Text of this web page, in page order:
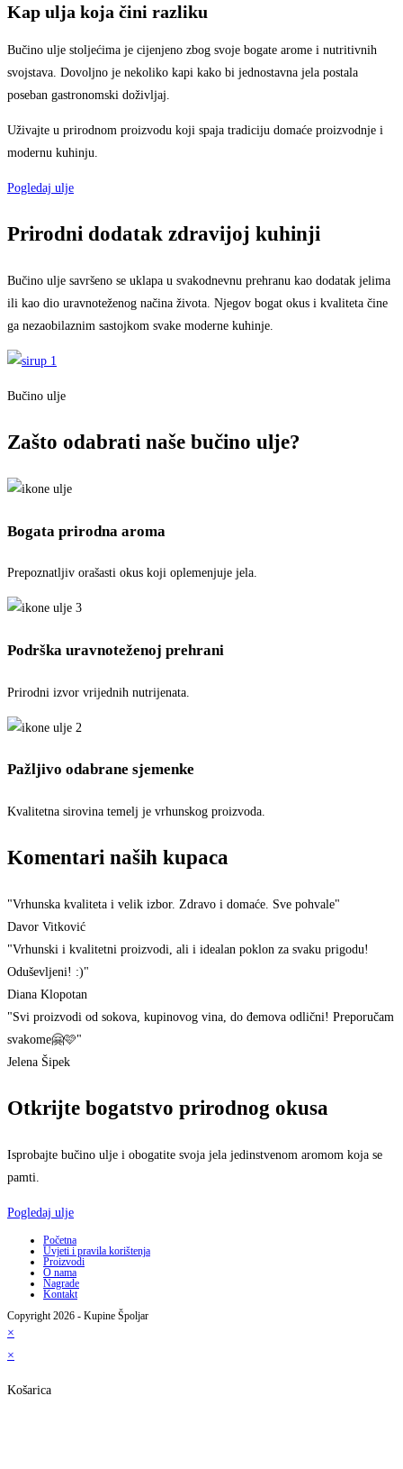
Kap ulja koja čini razliku
Bučino ulje stoljećima je cijenjeno zbog svoje bogate arome i nutritivnih
svojstava. Dovoljno je nekoliko kapi kako bi jednostavna jela postala
poseban gastronomski doživljaj.
Uživajte u prirodnom proizvodu koji spaja tradiciju domaće proizvodnje i
modernu kuhinju.
Pogledaj ulje
Prirodni dodatak zdravijoj kuhinji
Bučino ulje savršeno se uklapa u svakodnevnu prehranu kao dodatak jelima
ili kao dio uravnoteženog načina života. Njegov bogat okus i kvaliteta čine
ga nezaobilaznim sastojkom svake moderne kuhinje.
Bučino ulje
Zašto odabrati naše bučino ulje?
Bogata prirodna aroma
Prepoznatljiv orašasti okus koji oplemenjuje jela.
Podrška uravnoteženoj prehrani
Prirodni izvor vrijednih nutrijenata.
Pažljivo odabrane sjemenke
Kvalitetna sirovina temelj je vrhunskog proizvoda.
Komentari naših kupaca
"Vrhunska kvaliteta i velik izbor. Zdravo i domaće. Sve pohvale"
Davor Vitković
"Vrhunski i kvalitetni proizvodi, ali i idealan poklon za svaku prigodu!
Oduševljeni! :)"
Diana Klopotan
"Svi proizvodi od sokova, kupinovog vina, do đemova odlični! Preporučam
svakome🤗🩷"
Jelena Šipek
Otkrijte bogatstvo prirodnog okusa
Isprobajte bučino ulje i obogatite svoja jela jedinstvenom aromom koja se
pamti.
Pogledaj ulje
Početna
Uvjeti i pravila korištenja
Proizvodi
O nama
Nagrade
Kontakt
Copyright 2026 - Kupine Špoljar
×
×
Košarica